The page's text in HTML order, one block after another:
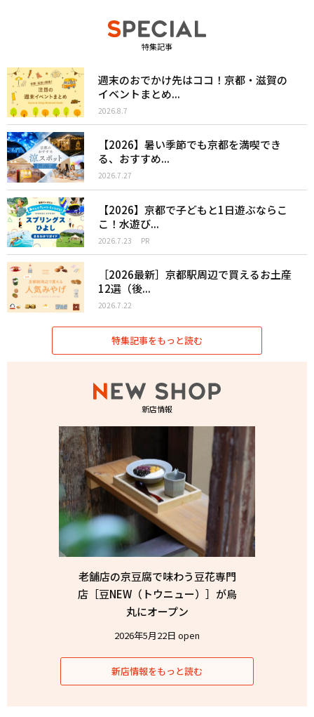
特集記事
週末のおでかけ先はココ！京都・滋賀の
イベントまとめ...
2026.8.7
【2026】暑い季節でも京都を満喫でき
る、おすすめ...
2026.7.27
【2026】京都で子どもと1日遊ぶならこ
こ！水遊び...
2026.7.23 PR
［2026最新］京都駅周辺で買えるお土産
12選（後...
2026.7.22
特集記事をもっと読む
新店情報
老舗店の京豆腐で味わう豆花専門
店［豆NEW（トウニュー）］が烏
丸にオープン
2026年5月22日 open
新店情報をもっと読む